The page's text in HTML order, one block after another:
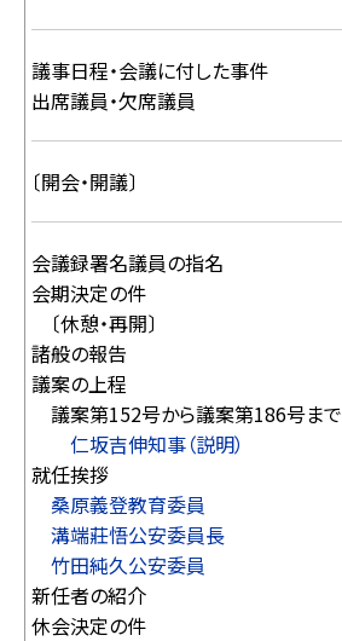
議事日程・会議に付した事件
出席議員・欠席議員
〔開会・開議〕
会議録署名議員の指名
会期決定の件
〔休憩・再開〕
諸般の報告
議案の上程
議案第152号から議案第186号まで
仁坂吉伸知事（説明）
就任挨拶
桑原義登教育委員
溝端莊悟公安委員長
竹田純久公安委員
新任者の紹介
休会決定の件